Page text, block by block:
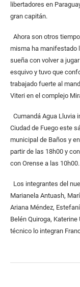
libertadores en
gran capitán.
Ahora son otros
misma ha manifestado
sueña con volver a
esquivo y tuvo que
trabajado fuerte al
Viteri en el complejo
Cumandá Agua Lluvia
Ciudad de Fuego este
municipal de Baños y
partir de las 18h00 y
con Orense a las 10h00.
Los integrantes del
Marianela Antuash,
Ariana Méndez,
Belén Quiroga,
técnico lo integran